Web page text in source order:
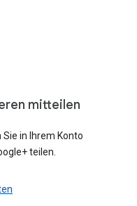
mitteilen
in Ihrem Konto
teilen.